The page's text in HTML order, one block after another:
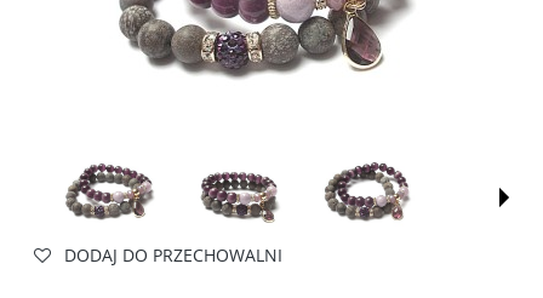
DODAJ DO PRZECHOWALNI